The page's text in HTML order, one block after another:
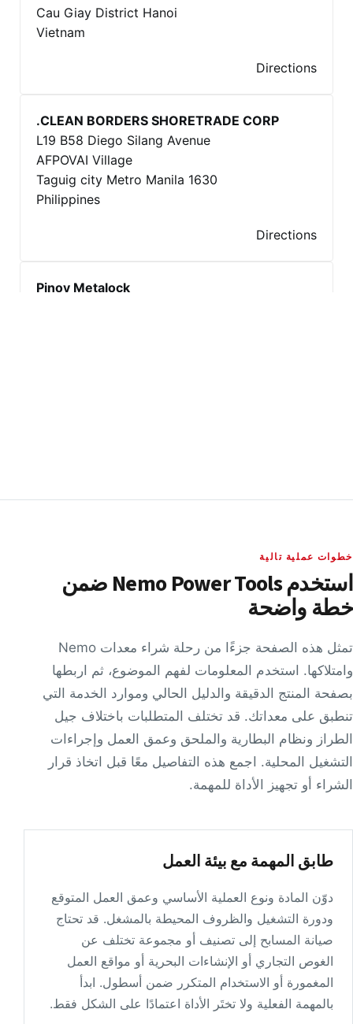
Cau Giay District Hanoi
Vietnam
Directions
CLEAN BORDERS SHORETRADE CORP.
L19 B58 Diego Silang Avenue
AFPOVAI Village
Taguig city Metro Manila 1630
Philippines
Directions
Pinoy Metalock
#512 Asangwan
Yeongdo-gu Busan 49112
South Korea
Directions
#74-25
Directions
Kingsdale Corporation
No 166, Yi Chang E. Rd.,
Taiping Cit
Malaysia
خطوات عملية تالية
استخدم Nemo Power Tools ضمن
خطة واضحة
تمثل هذه الصفحة جزءًا من رحلة شراء معدات Nemo
وامتلاكها. استخدم المعلومات لفهم الموضوع، ثم اربطها
بصفحة المنتج الدقيقة والدليل الحالي وموارد الخدمة التي
تنطبق على معداتك. قد تختلف المتطلبات باختلاف جيل
الطراز ونظام البطارية والملحق وعمق العمل وإجراءات
التشغيل المحلية. اجمع هذه التفاصيل معًا قبل اتخاذ قرار
الشراء أو تجهيز الأداة للمهمة.
طابق المهمة مع بيئة العمل
دوّن المادة ونوع العملية الأساسي وعمق العمل المتوقع
ودورة التشغيل والظروف المحيطة بالمشغل. قد تحتاج
صيانة المسابح إلى تصنيف أو مجموعة تختلف عن
الغوص التجاري أو الإنشاءات البحرية أو مواقع العمل
المغمورة أو الاستخدام المتكرر ضمن أسطول. ابدأ
بالمهمة الفعلية ولا تختَر الأداة اعتمادًا على الشكل فقط.